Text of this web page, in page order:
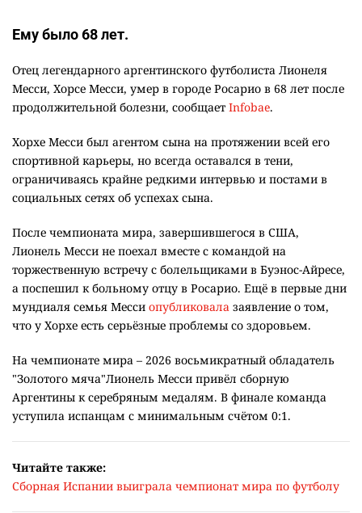
Ему было 68 лет.
Отец легендарного аргентинского футболиста Лионеля
Месси, Хорсе Месси, умер в городе Росарио в 68 лет после
продолжительной болезни, сообщает Infobae.
Хорхе Месси был агентом сына на протяжении всей его
спортивной карьеры, но всегда оставался в тени,
ограничиваясь крайне редкими интервью и постами в
социальных сетях об успехах сына.
После чемпионата мира, завершившегося в США,
Лионель Месси не поехал вместе с командой на
торжественную встречу с болельщиками в Буэнос-Айресе,
а поспешил к больному отцу в Росарио. Ещё в первые дни
мундиаля семья Месси опубликовала заявление о том,
что у Хорхе есть серьёзные проблемы со здоровьем.
На чемпионате мира – 2026 восьмикратный обладатель
"Золотого мяча"Лионель Месси привёл сборную
Аргентины к серебряным медалям. В финале команда
уступила испанцам с минимальным счётом 0:1.
Читайте также:
Сборная Испании выиграла чемпионат мира по футболу